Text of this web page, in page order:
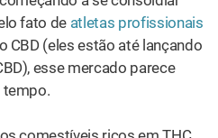
que o CBDA (a forma
pode ativar diretamente os
que reduzem o
crua também é